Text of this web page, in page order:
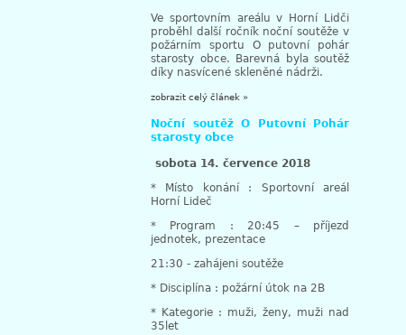
Ve sportovním areálu v Horní Lidči
proběhl další ročník noční soutěže v
požárním sportu O putovní pohár
starosty obce. Barevná byla soutěž
díky nasvícené skleněné nádrži.
zobrazit celý článek »
Noční soutěž O Putovní Pohár
starosty obce
sobota 14. července 2018
* Místo konání : Sportovní areál
Horní Lideč
* Program : 20:45 – příjezd
jednotek, prezentace
21:30 - zahájeni soutěže
* Disciplína : požární útok na 2B
* Kategorie : muži, ženy, muži nad
35let